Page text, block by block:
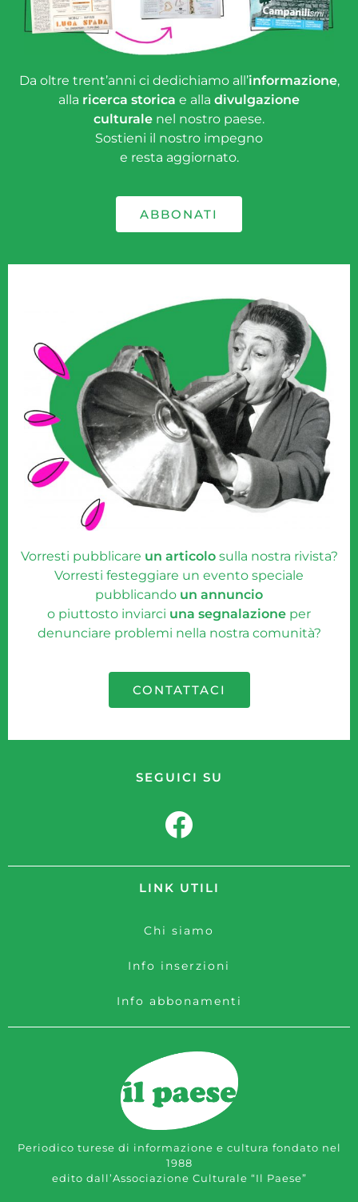
Da oltre trent’anni ci dedichiamo all’informazione,
alla ricerca storica e alla divulgazione
culturale nel nostro paese.
Sostieni il nostro impegno
e resta aggiornato.
ABBONATI
Vorresti pubblicare un articolosulla nostra rivista?
Vorresti festeggiare un evento speciale
pubblicando un annuncio
o piuttosto inviarci una segnalazione per
denunciare problemi nella nostra comunità?
CONTATTACI
Periodico turese di informazione e cultura fondato nel
1988
edito dall’Associazione Culturale “Il Paese”
LINK UTILI
Chi siamo
Info inserzioni
Info abbonamenti
SEGUICI SU